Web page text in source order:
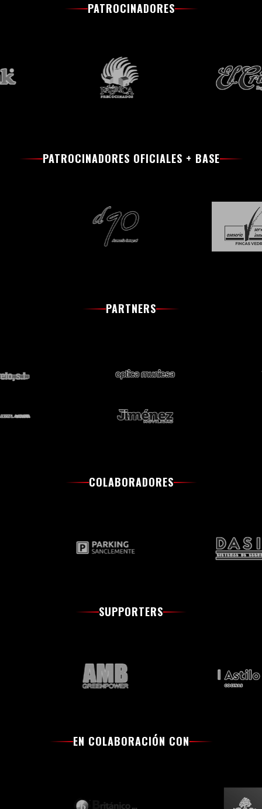
PATROCINADORES
PATROCINADORES OFICIALES + BASE
PARTNERS
COLABORADORES
SUPPORTERS
EN COLABORACIÓN CON